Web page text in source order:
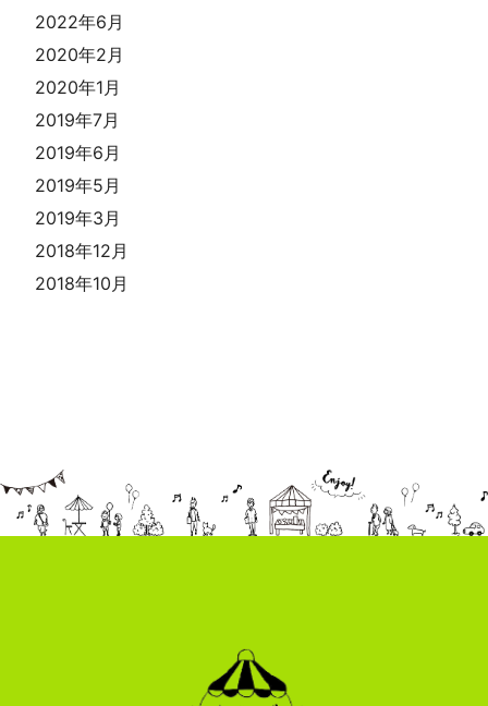
2022年6月
2020年2月
2020年1月
2019年7月
2019年6月
2019年5月
2019年3月
2018年12月
2018年10月